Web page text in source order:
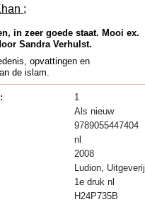
;
in zeer goede staat. Mooi ex.
Sandra Verhulst.
opvattingen en
de islam.
1
Als nieuw
9789055447404
nl
2008
Ludion, Uitgeverij
1e druk nl
H24P735B